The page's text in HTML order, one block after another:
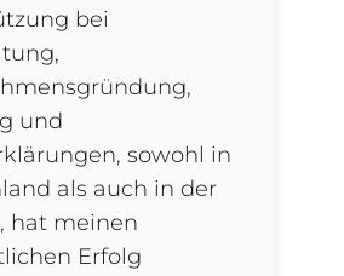
bei
und
sowohl in
als auch in der
hat meinen
Erfolg